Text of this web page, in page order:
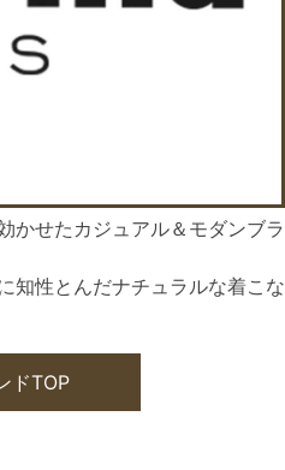
かせたカジュアル＆モダンブラ
知性とんだナチュラルな着こな
ドTOP